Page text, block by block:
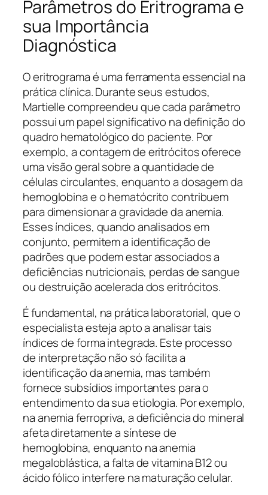
Parâmetros do Eritrograma e
sua Importância
Diagnóstica
O eritrograma é uma ferramenta essencial na
prática clínica. Durante seus estudos,
Martielle compreendeu que cada parâmetro
possui um papel significativo na definição do
quadro hematológico do paciente. Por
exemplo, a contagem de eritrócitos oferece
uma visão geral sobre a quantidade de
células circulantes, enquanto a dosagem da
hemoglobina e o hematócrito contribuem
para dimensionar a gravidade da anemia.
Esses índices, quando analisados em
conjunto, permitem a identificação de
padrões que podem estar associados a
deficiências nutricionais, perdas de sangue
ou destruição acelerada dos eritrócitos.
É fundamental, na prática laboratorial, que o
especialista esteja apto a analisar tais
índices de forma integrada. Este processo
de interpretação não só facilita a
identificação da anemia, mas também
fornece subsídios importantes para o
entendimento da sua etiologia. Por exemplo,
na anemia ferropriva, a deficiência do mineral
afeta diretamente a síntese de
hemoglobina, enquanto na anemia
megaloblástica, a falta de vitamina B12 ou
ácido fólico interfere na maturação celular.